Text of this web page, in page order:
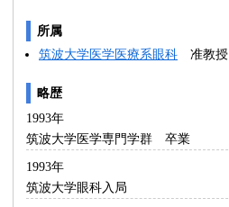
所属
筑波大学医学医療系眼科 准教授
略歴
1993年
筑波大学医学専門学群 卒業
1993年
筑波大学眼科入局